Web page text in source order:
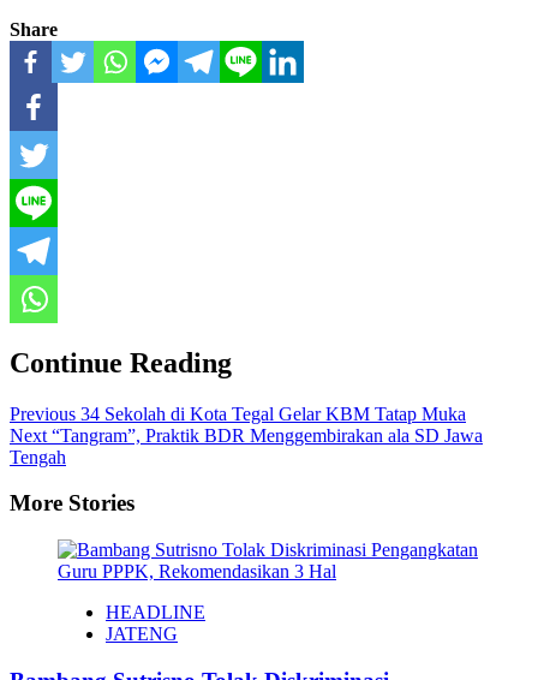
Share
Continue Reading
Previous 34 Sekolah di Kota Tegal Gelar KBM Tatap Muka
Next “Tangram”, Praktik BDR Menggembirakan ala SD Jawa
Tengah
More Stories
HEADLINE
JATENG